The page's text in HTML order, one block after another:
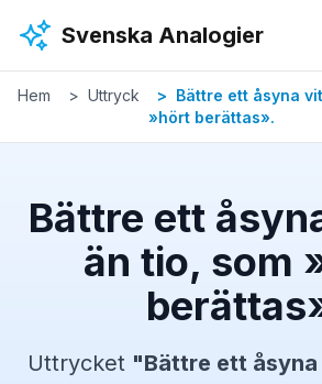
Svenska Analogier
Hem Uttryck
Bättre ett åsyna
»hört berättas».
Bättre ett
än tio, som
Uttrycket "Bättre ett